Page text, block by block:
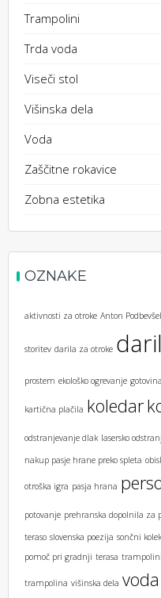
Trampolini
Trda voda
Viseči stol
Višinska dela
Voda
Zaščitne rokavice
Zobna estetika
OZNAKE
aktivnosti za otroke Anton
storitev darila za otroke
prostem ekološko ogrevanje
kartična plačila koledar
odstranjevanje dlak lasersko
nakup pasje hrane preko spleta
otroška igra pasja hrana
potovanje prehranska dopolnila za
teraso slovenska poezija sončni
pomoč pri gradnji terasa trampolini
trampolina višinska dela voda